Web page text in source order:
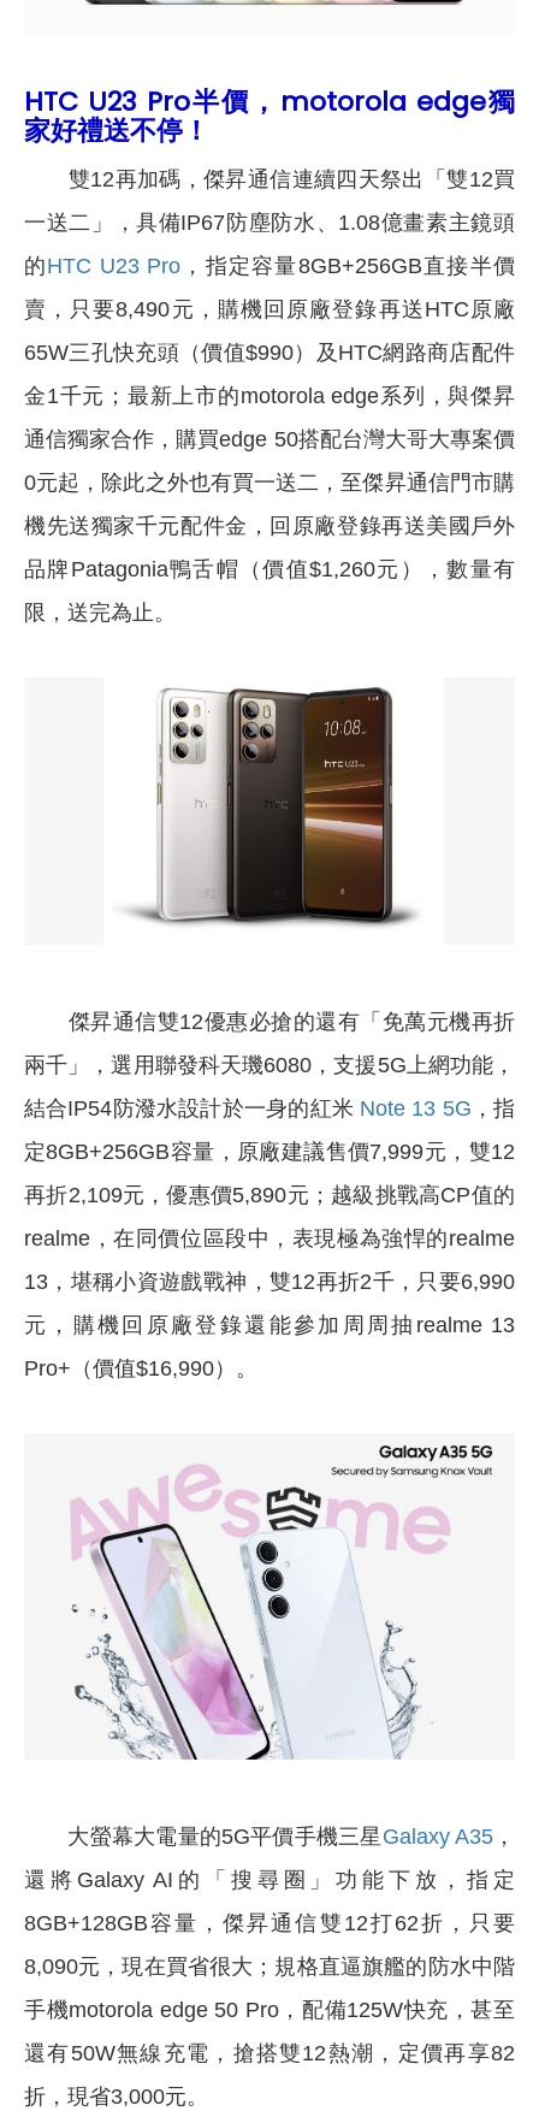
HTC U23 Pro半價，motorola edge獨
家好禮送不停！
雙12再加碼，傑昇通信連續四天祭出「雙12買
一送二」，具備IP67防塵防水、1.08億畫素主鏡頭
的HTC U23 Pro，指定容量8GB+256GB直接半價
賣，只要8,490元，購機回原廠登錄再送HTC原廠
65W三孔快充頭（價值$990）及HTC網路商店配件
⾦1千元；最新上市的motorola edge系列，與傑昇
通信獨家合作，購買edge 50搭配台灣大哥大專案價
0元起，除此之外也有買一送二，至傑昇通信門市購
機先送獨家千元配件金，回原廠登錄再送美國戶外
品牌Patagonia鴨舌帽（價值$1,260元），數量有
限，送完為止。
傑昇通信雙12優惠必搶的還有「免萬元機再折
兩千」，選用聯發科天璣6080，支援5G上網功能，
結合IP54防潑水設計於一身的紅米 Note 13 5G ，指
定8GB+256GB容量，原廠建議售價7,999元，雙12
再折2,109元，優惠價5,890元；越級挑戰高CP值的
realme，在同價位區段中，表現極為強悍的realme
13，堪稱小資遊戲戰神，雙12再折2千，只要6,990
元，購機回原廠登錄還能參加周周抽realme 13
Pro+（價值$16,990）。
大螢幕大電量的5G平價手機三星 Galaxy A35，
還將Galaxy AI的「搜尋圈」功能下放，指定
8GB+128GB容量，傑昇通信雙12打62折，只要
8,090元，現在買省很大；規格直逼旗艦的防水中階
手機motorola edge 50 Pro，配備125W快充，甚至
還有50W無線充電，搶搭雙12熱潮，定價再享82
折，現省3,000元。